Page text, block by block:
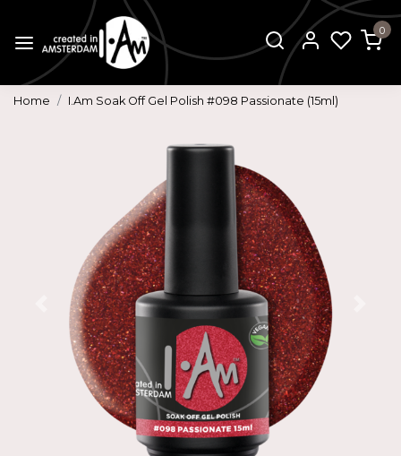
0
Home I.Am Soak Off Gel Polish #098 Passionate (15ml)
Vorige